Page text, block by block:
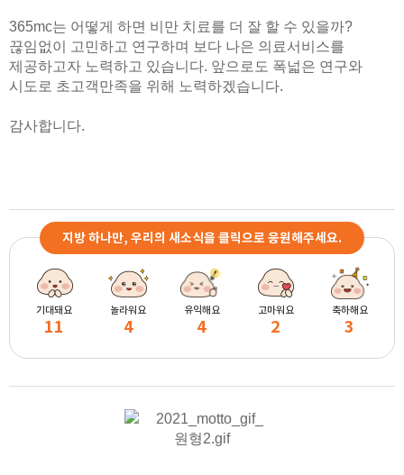
365mc는 어떻게 하면 비만 치료를 더 잘 할 수 있을까?
끊임없이 고민하고 연구하며 보다 나은 의료서비스를
제공하고자 노력하고 있습니다. 앞으로도 폭넓은 연구와
시도로 초고객만족을 위해 노력하겠습니다.
감사합니다.
지방 하나만, 우리의 새소식을 클릭으로 응원해주세요.
기대돼요
11
놀라워요
4
유익해요
4
고마워요
2
축하해요
3